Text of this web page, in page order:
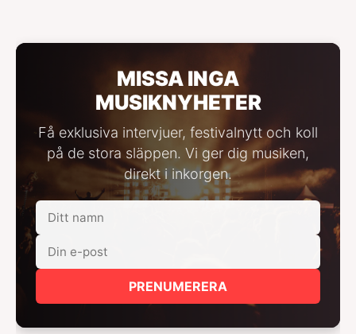
MISSA INGA
MUSIKNYHETER
Få exklusiva intervjuer, festivalnytt och koll
på de stora släppen. Vi ger dig musiken,
direkt i inkorgen.
PRENUMERERA